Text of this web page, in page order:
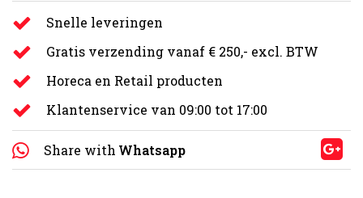
Snelle leveringen
Gratis verzending vanaf € 250,- excl. BTW
Horeca en Retail producten
Klantenservice van 09:00 tot 17:00
Share with Whatsapp